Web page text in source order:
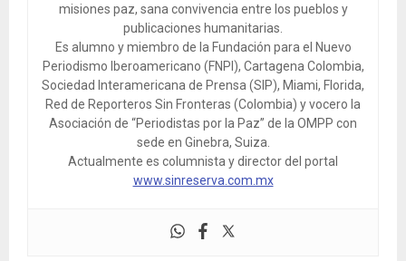
misiones paz, sana convivencia entre los pueblos y
publicaciones humanitarias.
Es alumno y miembro de la Fundación para el Nuevo
Periodismo Iberoamericano (FNPI), Cartagena Colombia,
Sociedad Interamericana de Prensa (SIP), Miami, Florida,
Red de Reporteros Sin Fronteras (Colombia) y vocero la
Asociación de “Periodistas por la Paz” de la OMPP con
sede en Ginebra, Suiza.
Actualmente es columnista y director del portal
www.sinreserva.com.mx